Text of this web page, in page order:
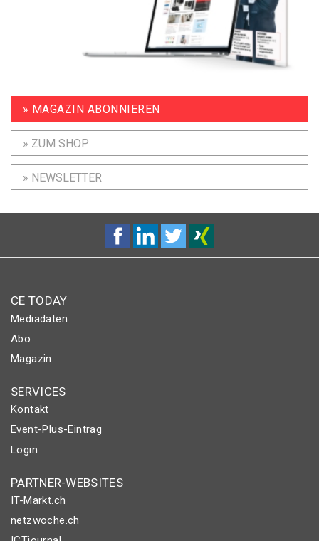
» MAGAZIN ABONNIEREN
» ZUM SHOP
» NEWSLETTER
CE TODAY
Mediadaten
Abo
Magazin
SERVICES
Kontakt
Event-Plus-Eintrag
Login
PARTNER-WEBSITES
IT-Markt.ch
netzwoche.ch